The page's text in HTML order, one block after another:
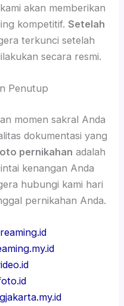
akan memberikan
kompetitif. Setelah
terkunci setelah
secara resmi.
Penutup
momen sakral Anda
dokumentasi yang
pernikahan adalah
kenangan Anda
hubungi kami hari
pernikahan Anda.